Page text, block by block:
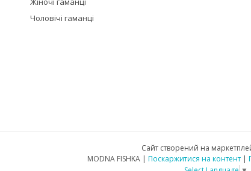
Чоловічі гаманці
Сайт створений на
MODNA FISHKA | Поскаржитися на контент |